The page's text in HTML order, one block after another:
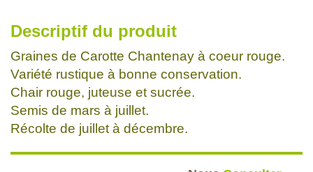
Descriptif du produit
Graines de Carotte Chantenay à coeur rouge.
Variété rustique à bonne conservation.
Chair rouge, juteuse et sucrée.
Semis de mars à juillet.
Récolte de juillet à décembre.